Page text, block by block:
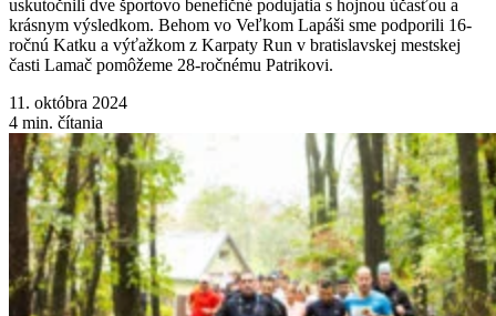
uskutočnili dve športovo benefičné podujatia s hojnou účasťou a
krásnym výsledkom. Behom vo Veľkom Lapáši sme podporili 16-
ročnú Katku a výťažkom z Karpaty Run v bratislavskej mestskej
časti Lamač pomôžeme 28-ročnému Patrikovi.
11. októbra 2024
4 min. čítania